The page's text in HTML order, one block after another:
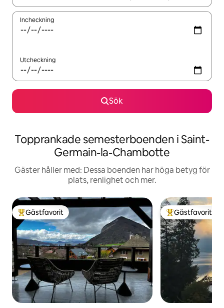
Incheckning
Utcheckning
Sök
Topprankade semesterboenden i Saint-
Germain-la-Chambotte
Gäster håller med: Dessa boenden har höga betyg för
plats, renlighet och mer.
Populär gästfavorit
Gästfavorit Populär
Gästfavorit